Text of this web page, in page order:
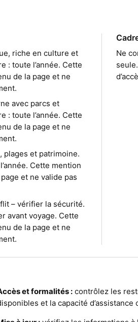
riche en culture et
: toute l’année. Cette
de la page et ne
avec parcs et
: toute l’année. Cette
de la page et ne
et patrimoine.
Cette mention
et ne valide pas
– vérifier la sécurité.
avant voyage. Cette
de la page et ne
Ne
et formalités : contrôlez les
et la capacité d’assistance